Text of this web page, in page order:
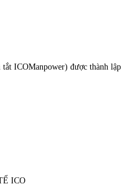
ICOManpower) được thành
ICO